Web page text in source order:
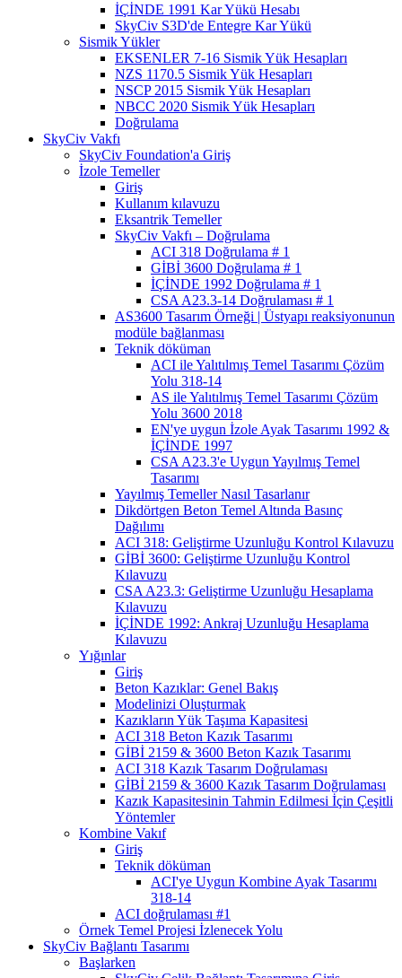
İÇİNDE 1991 Kar Yükü Hesabı
SkyCiv S3D'de Entegre Kar Yükü
Sismik Yükler
EKSENLER 7-16 Sismik Yük Hesapları
NZS 1170.5 Sismik Yük Hesapları
NSCP 2015 Sismik Yük Hesapları
NBCC 2020 Sismik Yük Hesapları
Doğrulama
SkyCiv Vakfı
SkyCiv Foundation'a Giriş
İzole Temeller
Giriş
Kullanım kılavuzu
Eksantrik Temeller
SkyCiv Vakfı – Doğrulama
ACI 318 Doğrulama # 1
GİBİ 3600 Doğrulama # 1
İÇİNDE 1992 Doğrulama # 1
CSA A23.3-14 Doğrulaması # 1
AS3600 Tasarım Örneği | Üstyapı reaksiyonunun
modüle bağlanması
Teknik döküman
ACI ile Yalıtılmış Temel Tasarımı Çözüm
Yolu 318-14
AS ile Yalıtılmış Temel Tasarımı Çözüm
Yolu 3600 2018
EN'ye uygun İzole Ayak Tasarımı 1992 &
İÇİNDE 1997
CSA A23.3'e Uygun Yayılmış Temel
Tasarımı
Yayılmış Temeller Nasıl Tasarlanır
Dikdörtgen Beton Temel Altında Basınç
Dağılımı
ACI 318: Geliştirme Uzunluğu Kontrol Kılavuzu
GİBİ 3600: Geliştirme Uzunluğu Kontrol
Kılavuzu
CSA A23.3: Geliştirme Uzunluğu Hesaplama
Kılavuzu
İÇİNDE 1992: Ankraj Uzunluğu Hesaplama
Kılavuzu
Yığınlar
Giriş
Beton Kazıklar: Genel Bakış
Modelinizi Oluşturmak
Kazıkların Yük Taşıma Kapasitesi
ACI 318 Beton Kazık Tasarımı
GİBİ 2159 & 3600 Beton Kazık Tasarımı
ACI 318 Kazık Tasarım Doğrulaması
GİBİ 2159 & 3600 Kazık Tasarım Doğrulaması
Kazık Kapasitesinin Tahmin Edilmesi İçin Çeşitli
Yöntemler
Kombine Vakıf
Giriş
Teknik döküman
ACI'ye Uygun Kombine Ayak Tasarımı
318-14
ACI doğrulaması #1
Örnek Temel Projesi İzlenecek Yolu
SkyCiv Bağlantı Tasarımı
Başlarken